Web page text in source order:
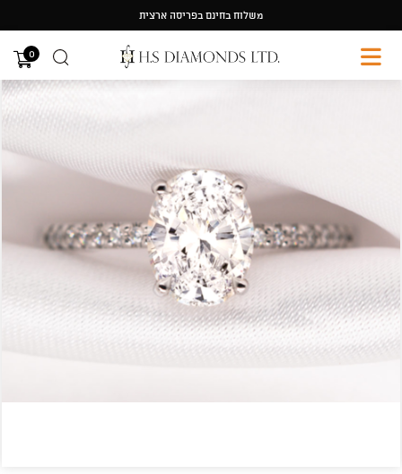
content
משלוח בחינם בפריסה ארצית
0